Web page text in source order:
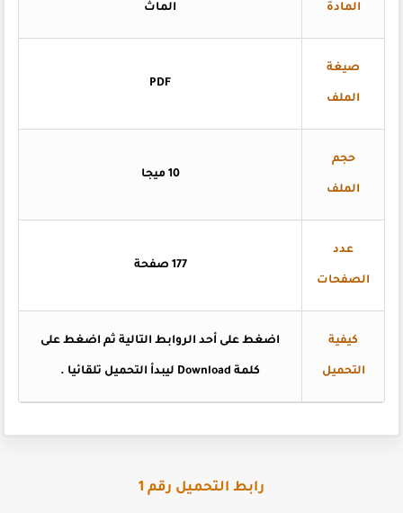
المادة الماث
صيغة
الملف
PDF
حجم
الملف
عدد
الصفحات
كيفية
التحميل
اضغط على أحد الروابط التالية ثم اضغط على
كلمة Download ليبدأ التحميل تلقائيا .
رابط التحميل رقم 1